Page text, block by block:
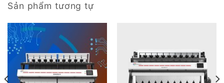
Sản phẩm tương tự